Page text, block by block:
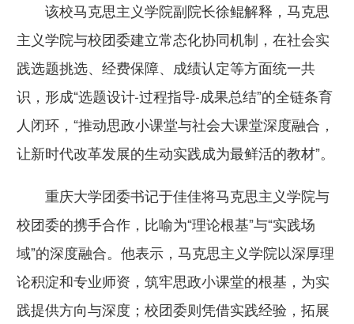
该校马克思主义学院副院长徐鲲解释，马克思
主义学院与校团委建立常态化协同机制，在社会实
践选题挑选、经费保障、成绩认定等方面统一共
识，形成“选题设计-过程指导-成果总结”的全链条育
人闭环，“推动思政小课堂与社会大课堂深度融合，
让新时代改革发展的生动实践成为最鲜活的教材”。
重庆大学团委书记于佳佳将马克思主义学院与
校团委的携手合作，比喻为“理论根基”与“实践场
域”的深度融合。他表示，马克思主义学院以深厚理
论积淀和专业师资，筑牢思政小课堂的根基，为实
践提供方向与深度；校团委则凭借实践经验，拓展